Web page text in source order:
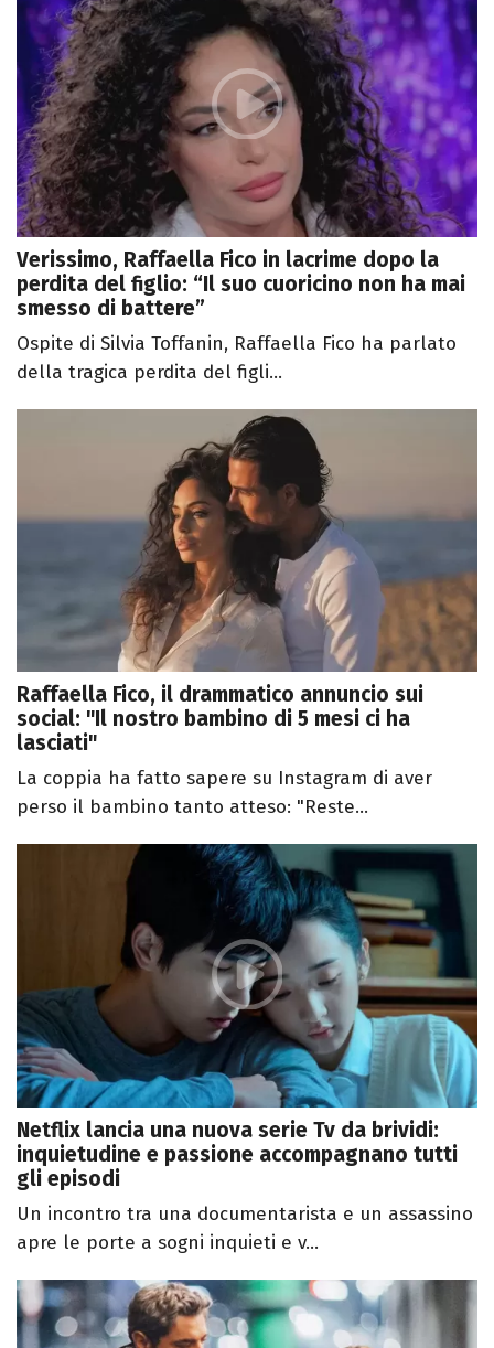
Verissimo, Raffaella Fico in lacrime dopo la
perdita del figlio: “Il suo cuoricino non ha mai
smesso di battere”
Ospite di Silvia Toffanin, Raffaella Fico ha parlato
della tragica perdita del figli...
Raffaella Fico, il drammatico annuncio sui
social: "Il nostro bambino di 5 mesi ci ha
lasciati"
La coppia ha fatto sapere su Instagram di aver
perso il bambino tanto atteso: "Reste...
Netflix lancia una nuova serie Tv da brividi:
inquietudine e passione accompagnano tutti
gli episodi
Un incontro tra una documentarista e un assassino
apre le porte a sogni inquieti e v...